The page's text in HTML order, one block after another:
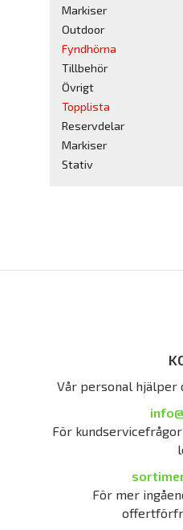
Markiser
Outdoor
Fyndhörna
Tillbehör
Övrigt
Topplista
Reservdelar
Markiser
Stativ
Vår personal hjälper
För
För mer